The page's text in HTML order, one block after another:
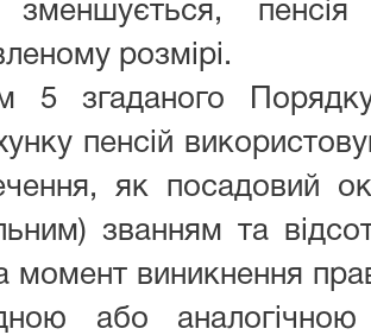
зменшується,
розмірі.
5 згаданого
пенсій
як посадовий
званням та
момент виникнення
або